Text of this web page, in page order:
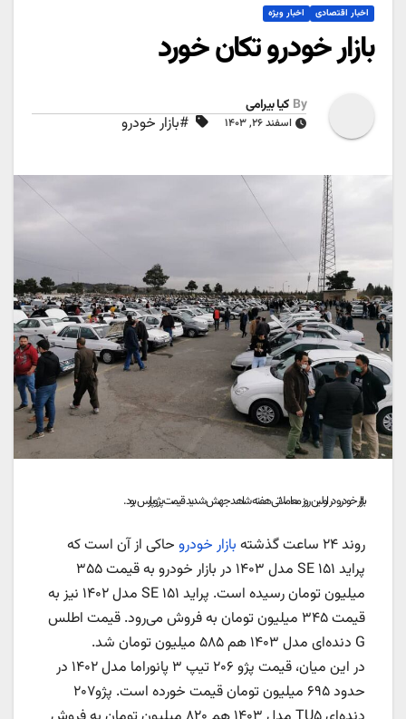
اخبار اقتصادی اخبار ویژه
بازار خودرو تکان خورد
By کیا بیرامی
اسفند ۲۶, ۱۴۰۳ #بازار خودرو
بازار خودرو در اولین روز معاملاتی هفته شاهد جهش شدید قیمت پژوپارس بود.
روند ۲۴ ساعت گذشته بازار خودرو حاکی از آن است که
پراید ۱۵۱ SE مدل ۱۴۰۳ در بازار خودرو به قیمت ۳۵۵
میلیون تومان رسیده است. پراید ۱۵۱ SE مدل ۱۴۰۲ نیز به
قیمت ۳۴۵ میلیون تومان به فروش می‌رود. قیمت اطلس
G دنده‌ای مدل ۱۴۰۳ هم ۵۸۵ میلیون تومان شد.
در این میان، قیمت پژو ۲۰۶ تیپ ۳ پانوراما مدل ۱۴۰۲ در
حدود ۶۹۵ میلیون تومان قیمت خورده است. پژو۲۰۷